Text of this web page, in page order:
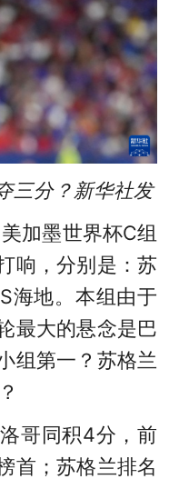
三分？新华社发
加墨世界杯C组
响，分别是：苏
海地。本组由于
最大的悬念是巴
组第一？苏格兰
哥同积4分，前
首；苏格兰排名